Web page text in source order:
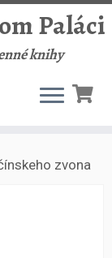
Paláci
knihy
zvona